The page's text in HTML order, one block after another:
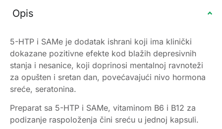
Opis
5-HTP i SAMe je dodatak ishrani koji ima klinički
dokazane pozitivne efekte kod blažih depresivnih
stanja i nesanice, koji doprinosi mentalnoj ravnoteži
za opušten i sretan dan, povećavajući nivo hormona
sreće, seratonina.
Preparat sa 5-HTP i SAMe, vitaminom B6 i B12 za
podizanje raspoloženja čini sreću u jednoj kapsuli.